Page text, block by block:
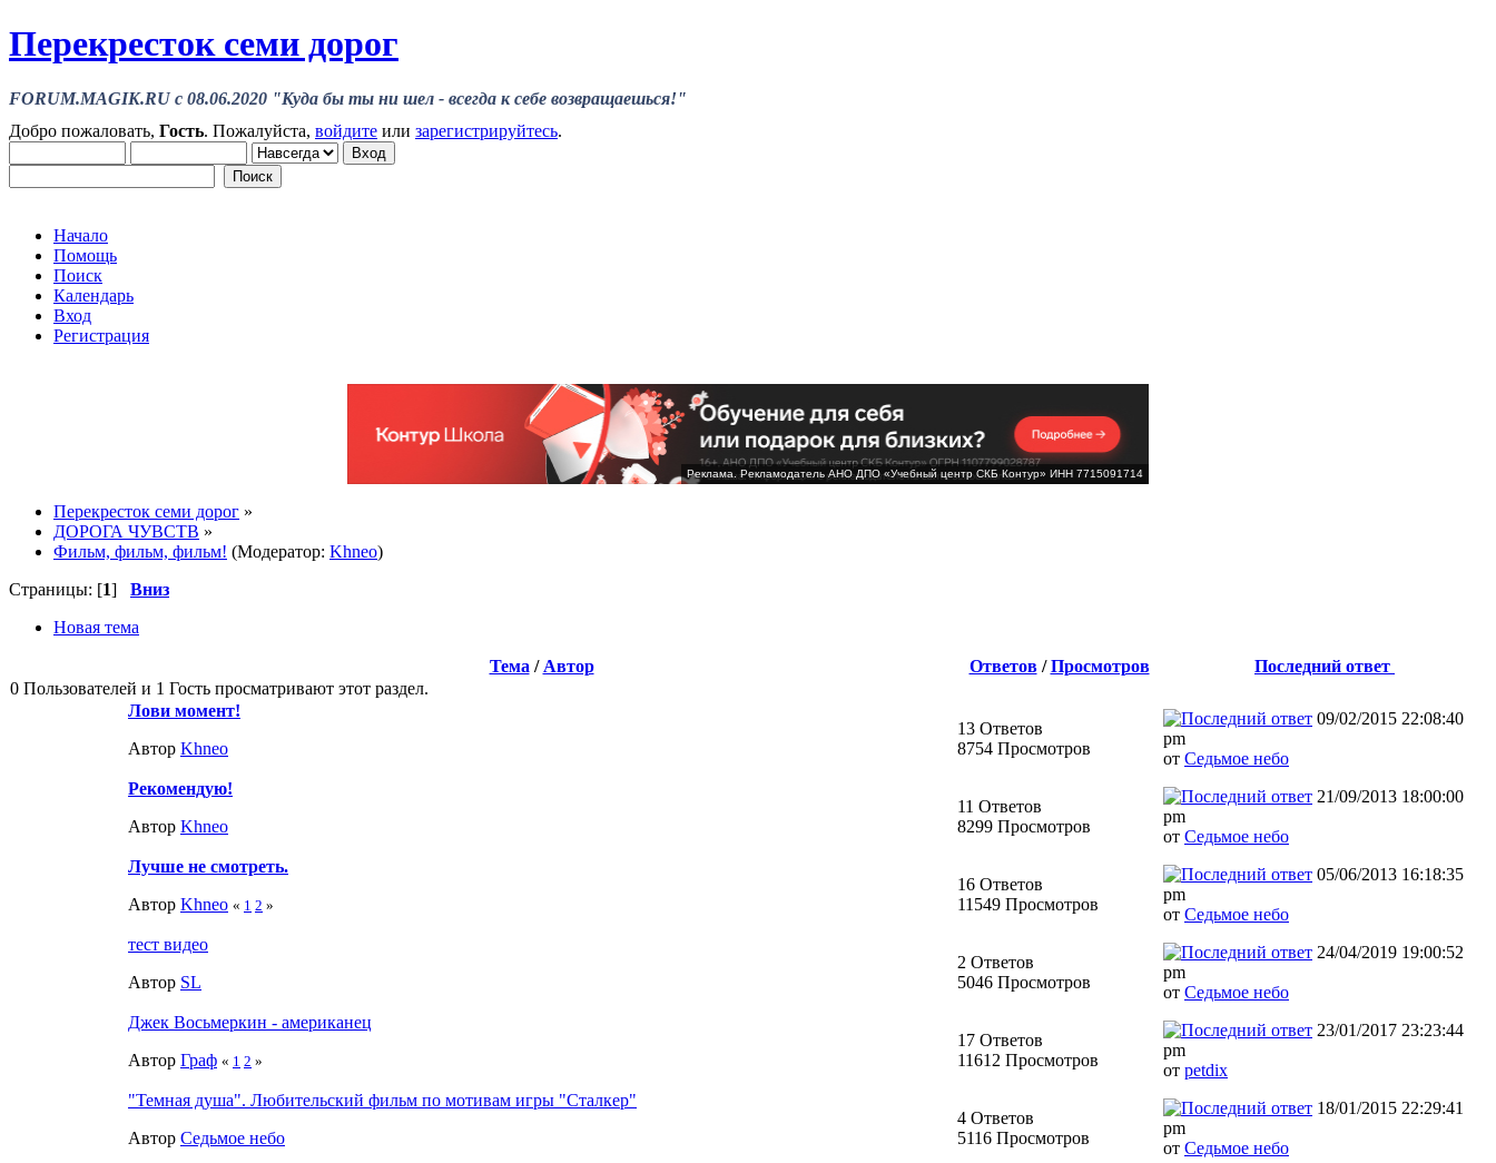
Перекресток семи дорог
FORUM.MAGIK.RU c 08.06.2020 "Куда бы ты ни шел - всегда к себе возвращаешься!"
Добро пожаловать, Гость. Пожалуйста, войдите или зарегистрируйтесь.
Начало
Помощь
Поиск
Календарь
Вход
Регистрация
Реклама. Рекламодатель АНО ДПО «Учебный центр СКБ Контур» ИНН 7715091714
Перекресток семи дорог »
ДОРОГА ЧУВСТВ »
Фильм, фильм, фильм! (Модератор: Khneo)
Страницы: [1] Вниз
Новая тема
Тема / Автор Ответов/Просмотров
Последний ответ
0 Пользователей и 1 Гость просматривают этот раздел.
Лови момент!
Автор Khneo
13 Ответов
8754 Просмотров
09/02/2015 22:08:40
pm
от Седьмое небо
Рекомендую!
Автор Khneo
11 Ответов
8299 Просмотров
21/09/2013 18:00:00
pm
от Седьмое небо
Лучше не смотреть.
Автор Khneo « 1 2 »
16 Ответов
11549 Просмотров
05/06/2013 16:18:35
pm
от Седьмое небо
тест видео
Автор SL
2 Ответов
5046 Просмотров
24/04/2019 19:00:52
pm
от Седьмое небо
Джек Восьмеркин - американец
Автор Граф « 1 2 »
17 Ответов
11612 Просмотров
23/01/2017 23:23:44
pm
от petdix
"Темная душа". Любительский фильм по мотивам игры "Сталкер"
Автор Седьмое небо
4 Ответов
5116 Просмотров
18/01/2015 22:29:41
pm
от Седьмое небо